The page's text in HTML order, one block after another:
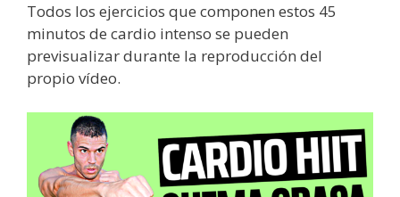
Todos los ejercicios que componen estos 45
minutos de cardio intenso se pueden
previsualizar durante la reproducción del
propio vídeo.